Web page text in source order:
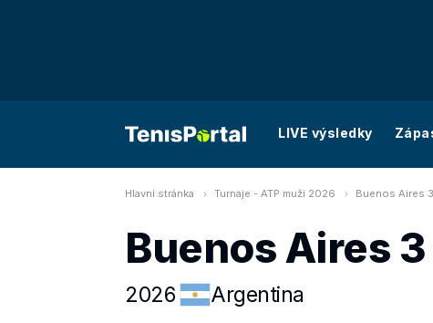
LIVE výsledky
Hlavní stránka Turnaje - ATP muži 2026 Buenos Aires
Buenos Aires
2026 Argentina